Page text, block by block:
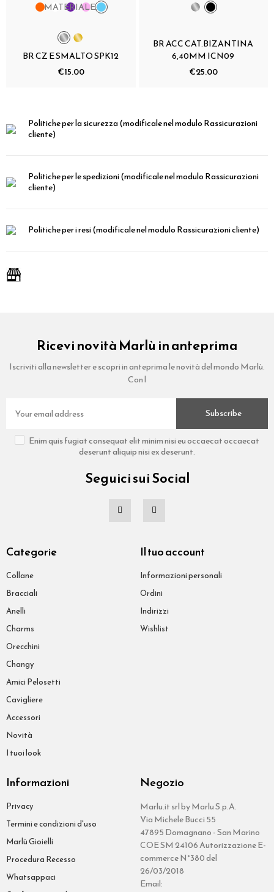
MATERIALE:
BR CZ E SMALTO SPK12
€15.00
BR ACC CAT.BIZANTINA
6,40MM ICN09
€25.00
Politiche per la sicurezza(modificale nel modulo Rassicurazioni
cliente)
Politiche per le spedizioni(modificale nel modulo Rassicurazioni
cliente)
Politiche per i resi(modificale nel modulo Rassicurazioni cliente)
Ricevi novità Marlù in anteprima
Iscriviti alla newsletter e scopri in anteprima le novità del mondo Marlù.
Con l
Subscribe
Enim quis fugiat consequat elit minim nisi eu occaecat occaecat
deserunt aliquip nisi ex deserunt.
Seguici sui Social
Categorie
Collane
Bracciali
Anelli
Charms
Orecchini
Changy
Amici Pelosetti
Cavigliere
Accessori
Novità
I tuoi look
Il tuo account
Informazioni personali
Ordini
Indirizzi
Wishlist
Informazioni
Privacy
Termini e condizioni d'uso
Marlù Gioielli
Procedura Recesso
Whatsappaci
Negozio
Marlu.it srl by Marlu S.p.A.
Via Michele Bucci 55
47895 Domagnano - San Marino
COE SM 24106 Autorizzazione E-
commerce N°380 del
26/03/2018
Email: